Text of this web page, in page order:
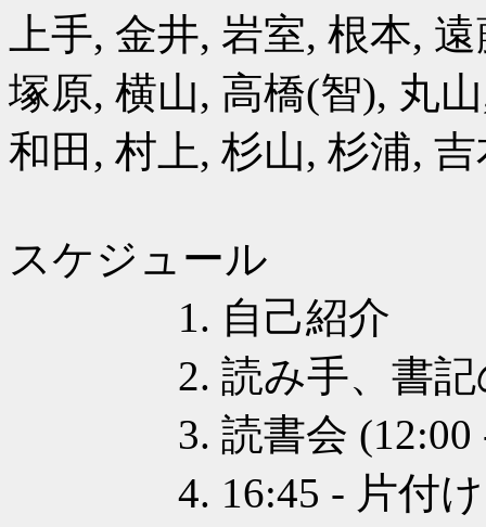
上手, 金井, 岩室, 根本,
塚原, 横山, 高橋(智), 丸
和田, 村上, 杉山, 杉浦,
スケジュール
1. 自己紹介
2. 読み手、書記
3. 読書会 (12:00 -
4. 16:45 - 片付け